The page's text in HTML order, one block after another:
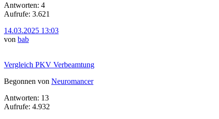
Antworten: 4
Aufrufe: 3.621
14.03.2025 13:03
von bab
Vergleich PKV Verbeamtung
Begonnen von Neuromancer
Antworten: 13
Aufrufe: 4.932